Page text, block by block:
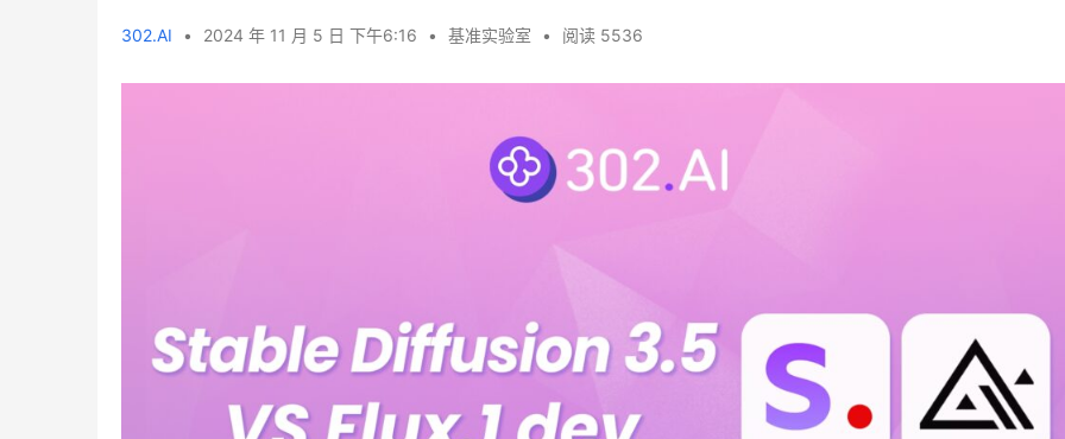
302.AI • 2024 年 11 月 5 日 下午6:16 • 基准实验室 • 阅读 5536